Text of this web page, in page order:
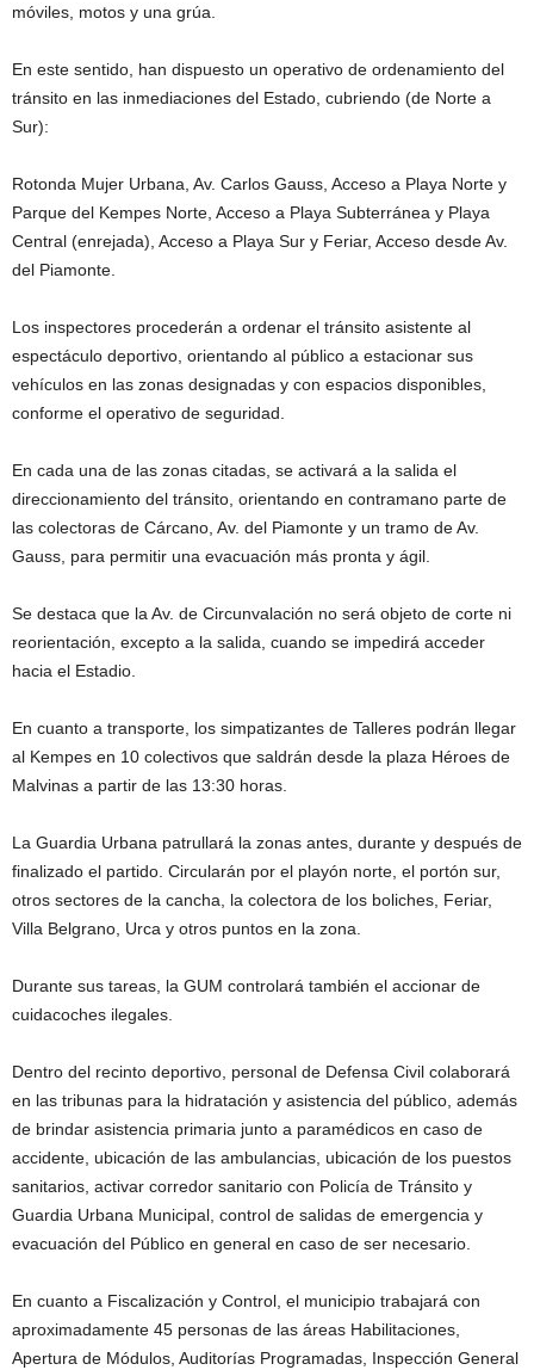
móviles, motos y una grúa.
En este sentido, han dispuesto un operativo de ordenamiento del
tránsito en las inmediaciones del Estado, cubriendo (de Norte a
Sur):
Rotonda Mujer Urbana, Av. Carlos Gauss, Acceso a Playa Norte y
Parque del Kempes Norte, Acceso a Playa Subterránea y Playa
Central (enrejada), Acceso a Playa Sur y Feriar, Acceso desde Av.
del Piamonte.
Los inspectores procederán a ordenar el tránsito asistente al
espectáculo deportivo, orientando al público a estacionar sus
vehículos en las zonas designadas y con espacios disponibles,
conforme el operativo de seguridad.
En cada una de las zonas citadas, se activará a la salida el
direccionamiento del tránsito, orientando en contramano parte de
las colectoras de Cárcano, Av. del Piamonte y un tramo de Av.
Gauss, para permitir una evacuación más pronta y ágil.
Se destaca que la Av. de Circunvalación no será objeto de corte ni
reorientación, excepto a la salida, cuando se impedirá acceder
hacia el Estadio.
En cuanto a transporte, los simpatizantes de Talleres podrán llegar
al Kempes en 10 colectivos que saldrán desde la plaza Héroes de
Malvinas a partir de las 13:30 horas.
La Guardia Urbana patrullará la zonas antes, durante y después de
finalizado el partido. Circularán por el playón norte, el portón sur,
otros sectores de la cancha, la colectora de los boliches, Feriar,
Villa Belgrano, Urca y otros puntos en la zona.
Durante sus tareas, la GUM controlará también el accionar de
cuidacoches ilegales.
Dentro del recinto deportivo, personal de Defensa Civil colaborará
en las tribunas para la hidratación y asistencia del público, además
de brindar asistencia primaria junto a paramédicos en caso de
accidente, ubicación de las ambulancias, ubicación de los puestos
sanitarios, activar corredor sanitario con Policía de Tránsito y
Guardia Urbana Municipal, control de salidas de emergencia y
evacuación del Público en general en caso de ser necesario.
En cuanto a Fiscalización y Control, el municipio trabajará con
aproximadamente 45 personas de las áreas Habilitaciones,
Apertura de Módulos, Auditorías Programadas, Inspección General